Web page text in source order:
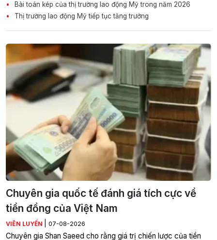
Bài toán kép của thị trường lao động Mỹ trong năm 2026
Thị trường lao động Mỹ tiếp tục tăng trưởng
Chuyên gia quốc tế đánh giá tích cực về
tiền đồng của Việt Nam
VIÊN LUYẾN 07-08-2026
Chuyên gia Shan Saeed cho rằng giá trị chiến lược của tiền